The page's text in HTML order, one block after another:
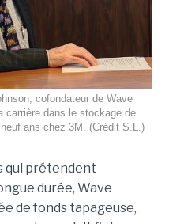
cofondateur de Wave
carrière dans le stockage de
ans chez 3M. (Crédit S.L.)
qui prétendent
durée, Wave
de fonds tapageuse,